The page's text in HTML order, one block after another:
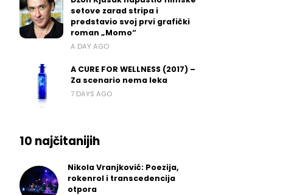
setove zarad stripa i
predstavio svoj prvi grafički
roman „Momo“
A DAY AGO
A CURE FOR WELLNESS (2017) –
Za scenario nema leka
7 DAYS AGO
10 najčitanijih
Nikola Vranjković: Poezija,
rokenrol i transcedencija
otpora